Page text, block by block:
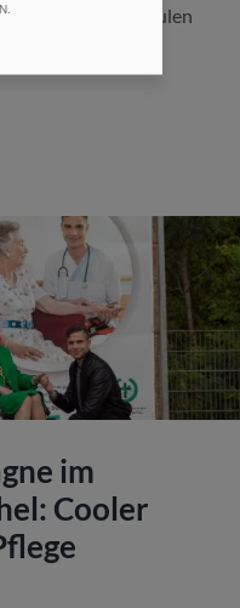
Pflegeschulen
einer Region an
im
Cooler